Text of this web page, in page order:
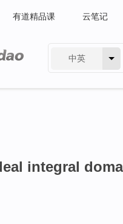
有道精品课 云笔记
中英
integral